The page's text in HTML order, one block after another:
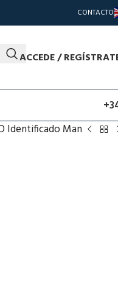
CONTACTO
ACCEDE /
Identificado Man